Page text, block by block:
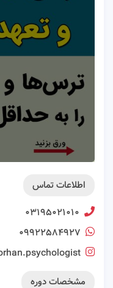
اطلاعات تماس
۰۳۱۹۵۰۲۱۰۱۰
۰۹۹۲۲۵۸۴۹۲۷
مشخصات دوره